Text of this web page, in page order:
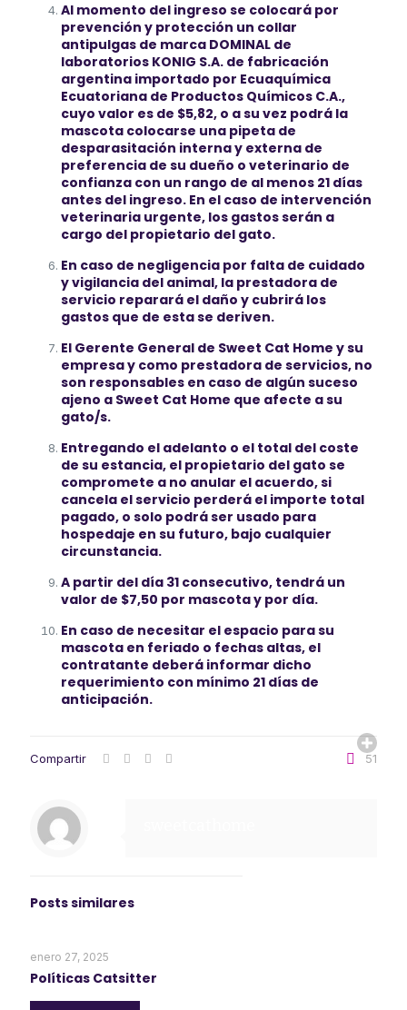
Al momento del ingreso se colocará por
prevención y protección un collar
antipulgas de marca DOMINAL de
laboratorios KONIG S.A. de fabricación
argentina importado por Ecuaquímica
Ecuatoriana de Productos Químicos C.A.,
cuyo valor es de $5,82, o a su vez podrá la
mascota colocarse una pipeta de
desparasitación interna y externa de
preferencia de su dueño o veterinario de
confianza con un rango de al menos 21 días
antes del ingreso. En el caso de intervención
veterinaria urgente, los gastos serán a
cargo del propietario del gato.
En caso de negligencia por falta de cuidado
y vigilancia del animal, la prestadora de
servicio reparará el daño y cubrirá los
gastos que de esta se deriven.
El Gerente General de Sweet Cat Home y su
empresa y como prestadora de servicios, no
son responsables en caso de algún suceso
ajeno a Sweet Cat Home que afecte a su
gato/s.
Entregando el adelanto o el total del coste
de su estancia, el propietario del gato se
compromete a no anular el acuerdo, si
cancela el servicio perderá el importe total
pagado, o solo podrá ser usado para
hospedaje en su futuro, bajo cualquier
circunstancia.
A partir del día 31 consecutivo, tendrá un
valor de $7,50 por mascota y por día.
En caso de necesitar el espacio para su
mascota en feriado o fechas altas, el
contratante deberá informar dicho
requerimiento con mínimo 21 días de
anticipación.
Compartir 51
Posts similares
enero 27, 2025
Políticas Catsitter